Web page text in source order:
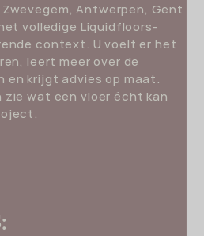
Antwerpen, Gent
volledige Liquidfloors-
context. U voelt er het
leert meer over de
en krijgt advies op maat.
zie wat een vloer écht kan